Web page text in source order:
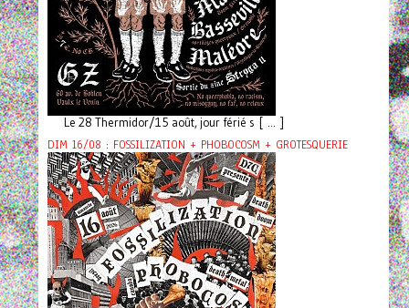
Le 28 Thermidor/15 août, jour férié s [ ... ]
DIM 16/08 : FOSSILIZATION + PHOBOCOSM + GROTESQUERIE